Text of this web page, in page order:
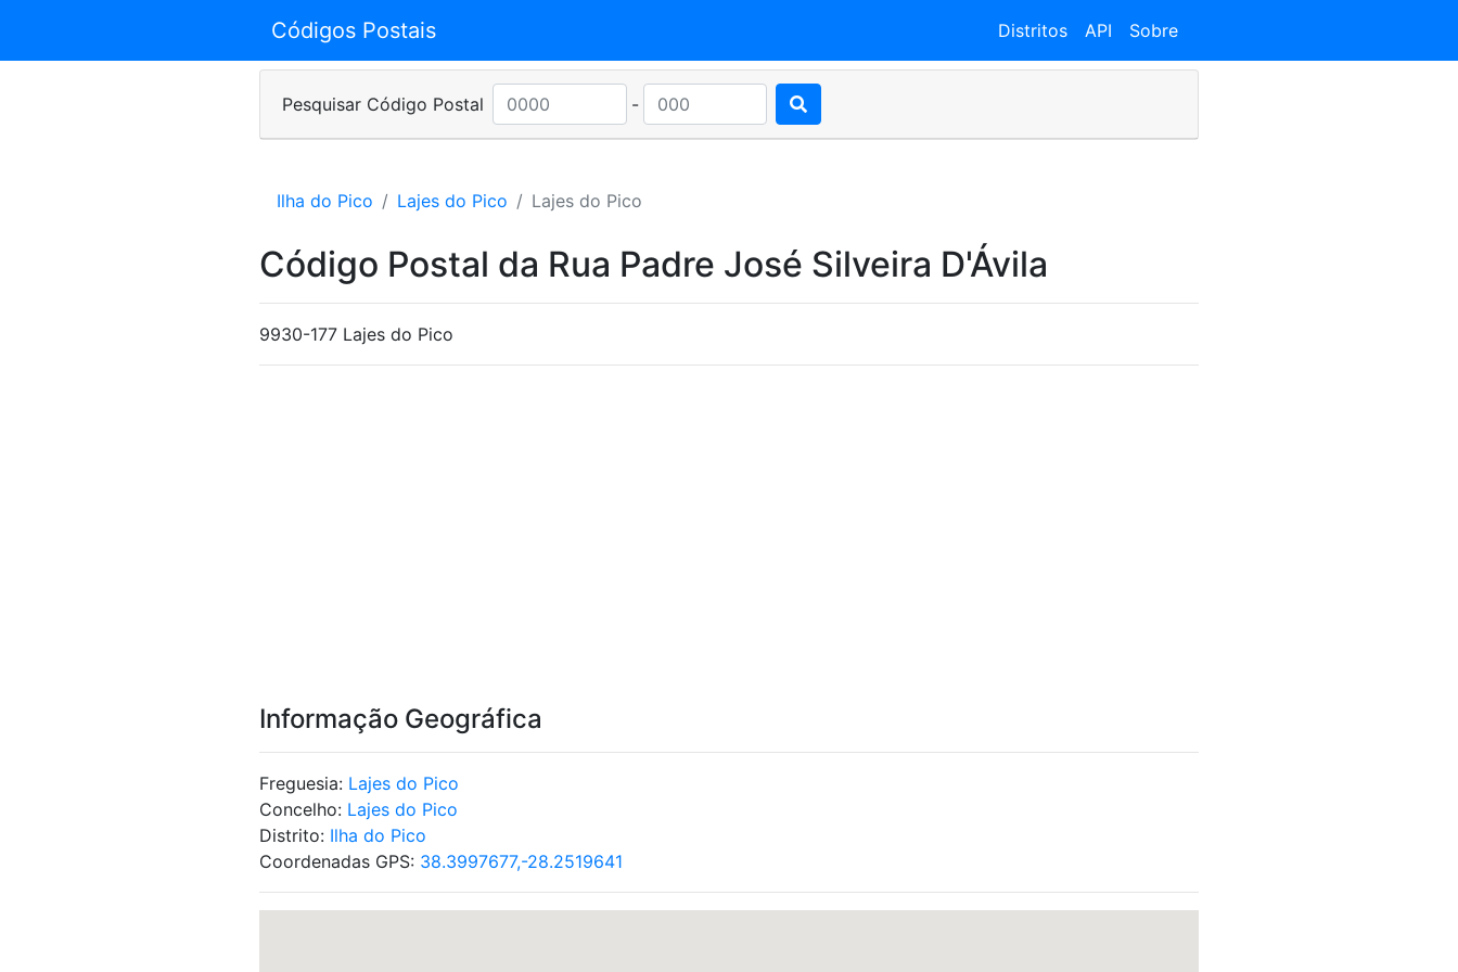
Códigos Postais Distritos API Sobre
Pesquisar Código Postal -
Ilha do Pico Lajes do Pico Lajes do Pico
Código Postal da Rua Padre José Silveira D'Ávila
9930-177 Lajes do Pico
Informação Geográfica
Freguesia: Lajes do Pico
Concelho: Lajes do Pico
Distrito: Ilha do Pico
Coordenadas GPS: 38.3997677,-28.2519641